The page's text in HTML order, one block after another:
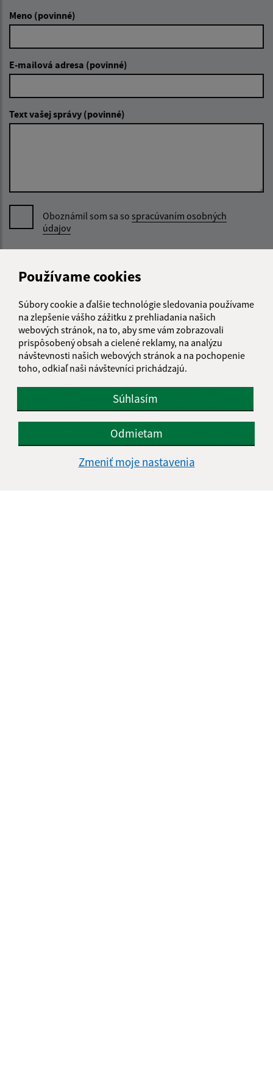
Používame cookies
Súbory cookie a ďalšie technológie sledovania používame
na zlepšenie vášho zážitku z prehliadania našich
webových stránok, na to, aby sme vám zobrazovali
prispôsobený obsah a cielené reklamy, na analýzu
návštevnosti našich webových stránok a na pochopenie
toho, odkiaľ naši návštevníci prichádzajú.
Súhlasím
Odmietam
Zmeniť moje nastavenia
Meno (povinné)
E-mailová adresa (povinné)
Text vašej správy (povinné)
Oboznámil som sa so spracúvaním osobných
údajov
Úradné hodiny:
Deň
Čas doobedaČas poobede
Pondelok:
08:00 - 12:00 13:00 - 15:00
Utorok:
08:00 - 12:00 13:00 - 15:00
08:00 - 12:00
Štvrtok:
08:00 - 12:00 13:00 - 15:00
Piatok:
nestránkový deň
Obedňajšia prestávka:12:00 - 13:00